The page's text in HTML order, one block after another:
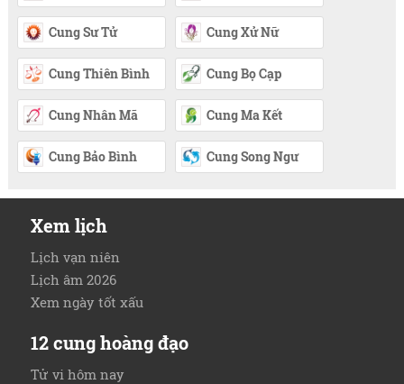
Cung Sư Tử Cung Xử Nữ
Cung Thiên Bình Cung Bọ Cạp
Cung Nhân Mã Cung Ma Kết
Cung Bảo Bình Cung Song Ngư
Xem lịch
Lịch vạn niên
Lịch âm 2026
Xem ngày tốt xấu
12 cung hoàng đạo
Tử vi hôm nay